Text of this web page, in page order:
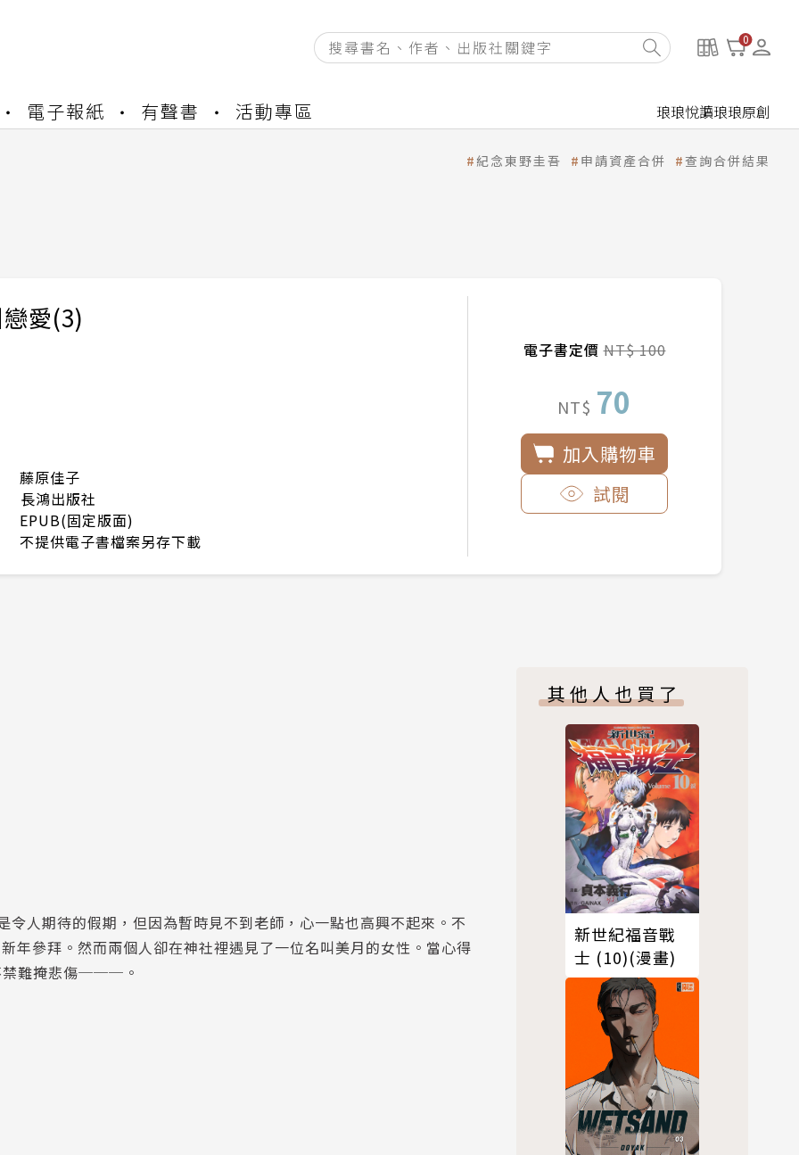
0
電子報紙 有聲書 活動專區 琅琅悅讀琅琅原創
開通申請
紀念東野圭吾 申請資產合併 查詢合併結果
愛(3)
藤原佳子
長鴻出版社
EPUB(固定版面)
不提供電子書檔案另存下載
電子書定價NT$ 100
NT$ 70
加入購物車
試閱
人期待的假期，但因為暫時見不到老師，心一點也高興不起來。不
年參拜。然而兩個人卻在神社裡遇見了一位名叫美月的女性。當心得
禁難掩悲傷───。
其他人也買了
新世紀福音戰
士 (10)(漫畫)